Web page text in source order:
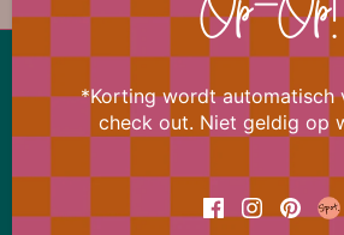
Lekker snel terug naar
Ons aanbod wijzigt bijna dagelijks
en ontvang meteen 15% korting
bestelling.
Op=Op!
*Korting wordt automatisch
check out. Niet geldig op